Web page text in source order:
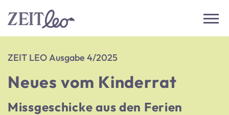
ZEIT LEO Ausgabe 4/2025
Neues vom Kinderrat
Missgeschicke aus den Ferien